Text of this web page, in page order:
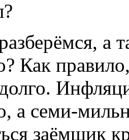
а
Как
а семи-
заёмщик